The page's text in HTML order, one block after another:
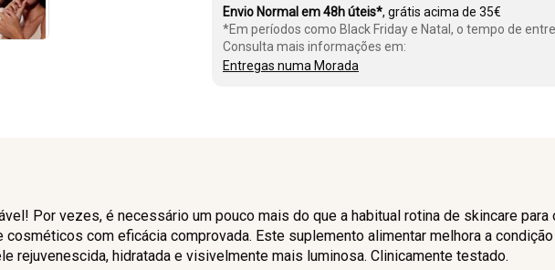
Envio Normal em 48h úteis*, grátis acima de 35€
*Em períodos como Black Friday e Natal, o tempo de
Consulta mais informações em:
Entregas numa Morada
Por vezes, é necessário um pouco mais do que a habitual rotina de skincare
com eficácia comprovada. Este suplemento alimentar melhora a
rejuvenescida, hidratada e visivelmente mais luminosa. Clinicamente testado.